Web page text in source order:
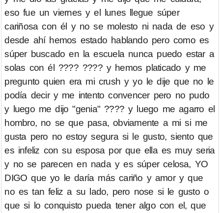
eso fue un viernes y el lunes llegue súper
cariñosa con él y no se molesto ni nada de eso y
desde ahí hemos estado hablando pero como es
súper buscado en la escuela nunca puedo estar a
solas con él ???? ???? y hemos platicado y me
pregunto quien era mi crush y yo le dije que no le
podía decir y me intento convencer pero no pudo
y luego me dijo "genia" ???? y luego me agarro el
hombro, no se que pasa, obviamente a mi si me
gusta pero no estoy segura si le gusto, siento que
es infeliz con su esposa por que ella es muy seria
y no se parecen en nada y es súper celosa, YO
DIGO que yo le daría más cariño y amor y que
no es tan feliz a su lado, pero nose si le gusto o
que si lo conquisto pueda tener algo con el, que